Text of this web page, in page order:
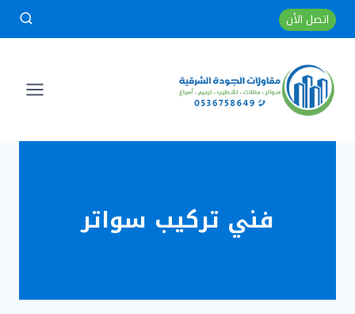
التجاوز
إلى
اتصل الأن
فني تركيب سواتر